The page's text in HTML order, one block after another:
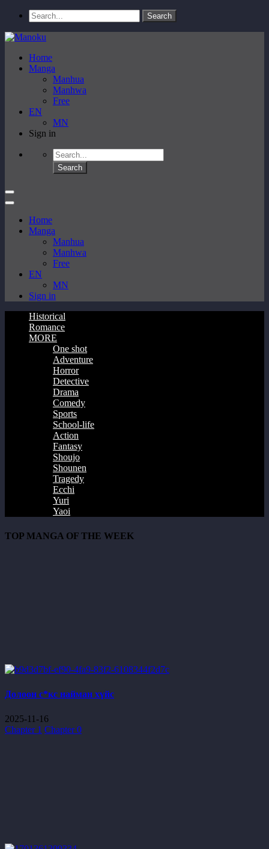
Home
Manga
Manhua
Manhwa
Free
EN
MN
Sign in
Home
Manga
Manhua
Manhwa
Free
EN
MN
Sign in
Historical
Romance
MORE
One shot
Adventure
Horror
Detective
Drama
Comedy
Sports
School-life
Action
Fantasy
Shoujo
Shounen
Tragedy
Ecchi
Yuri
Yaoi
TOP MANGA OF THE WEEK
Долоон с*кс найман хүйс
2025-11-16
Chapter 1 Chapter 0